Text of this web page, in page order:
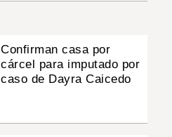
Confirman casa por
cárcel para imputado por
caso de Dayra Caicedo